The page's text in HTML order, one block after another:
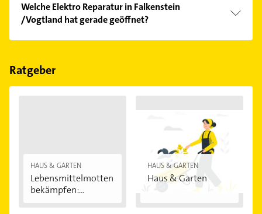
Kundenmeinungen und profitieren Sie von den
Empfehlungen. Die Suchergebnisse können Sie sich
einfach nachBewertungensortiert anzeigen lassen.
Welche Elektro Reparatur in Falkenstein
/Vogtland hat gerade geöffnet?
Im Anbieter-Bereich finden Sie alleÖffnungszeiten.
Feiertagen abweichen können.
Ratgeber
HAUS & GARTEN
Lebensmittelmotten
bekämpfen:...
HAUS & GARTEN
Haus & Garten